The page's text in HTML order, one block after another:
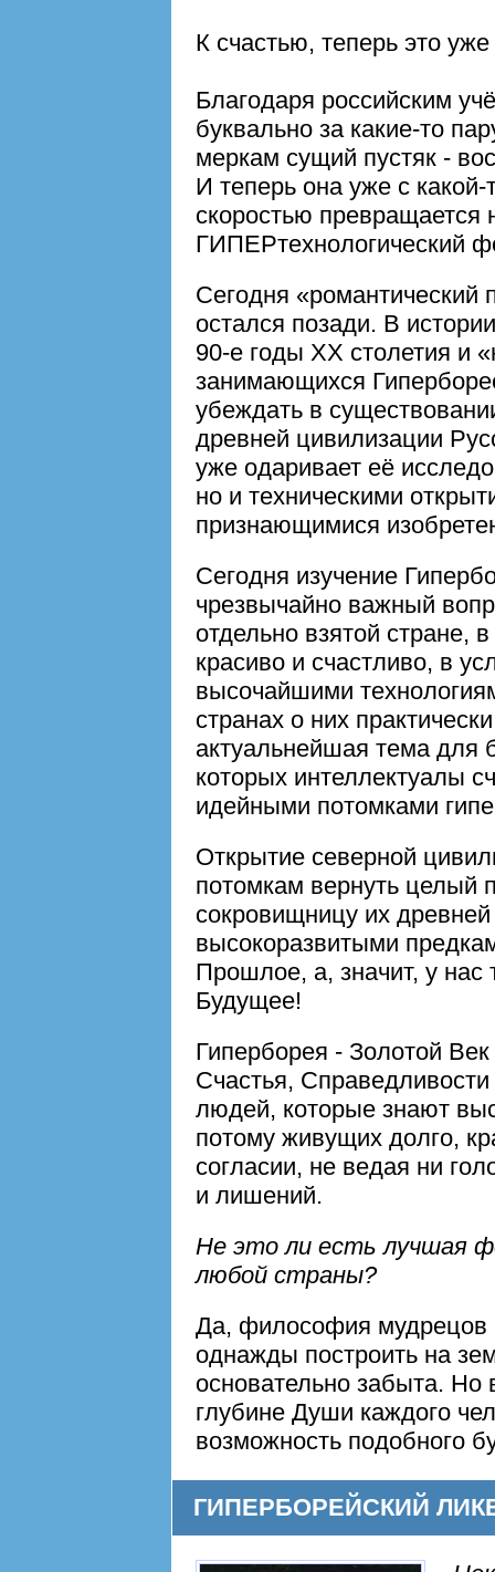
К счастью, теперь это
Благодаря российским
буквально за какие-то
меркам сущий пустяк -
И теперь она уже с
скоростью превращается
ГИПЕРтехнологический
Сегодня «романтический
остался позади. В
90-е годы XX столетия и
занимающихся
убеждать в
древней цивилизации
уже одаривает её
но и техническими
признающимися
Сегодня изучение
чрезвычайно важный
отдельно взятой стране,
красиво и счастливо, в
высочайшими
странах о них
актуальнейшая тема для
которых интеллектуалы
идейными потомками
Открытие северной
потомкам вернуть целый
сокровищницу их
высокоразвитыми
Прошлое, а, значит, у нас
Будущее!
Гиперборея - Золотой
Счастья,
людей, которые знают
потому живущих долго,
согласии, не ведая ни
и лишений.
Не это ли есть лучшая
любой страны?
Да, философия мудрецов
однажды построить на
основательно забыта. Но
глубине Души каждого
возможность подобного
ГИПЕРБОРЕЙСКИЙ